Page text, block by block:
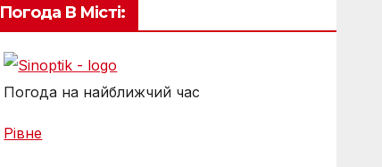
Погода В Місті:
Погода на найближчий час
Рівне